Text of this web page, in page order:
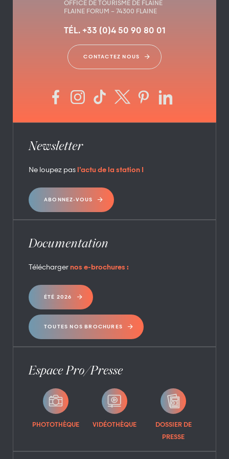
OFFICE DE TOURISME DE FLAINE
FLAINE FORUM – 74300 FLAINE
TÉL. +33 (0)4 50 90 80 01
CONTACTEZ NOUS
Newsletter
Ne loupez pas l’actu de la station !
ABONNEZ-VOUS
Documentation
Télécharger nos e-brochures :
ÉTÉ 2026
TOUTES NOS BROCHURES
Espace Pro/Presse
PHOTOTHÈQUE VIDÉOTHÈQUE
DOSSIER DE
PRESSE